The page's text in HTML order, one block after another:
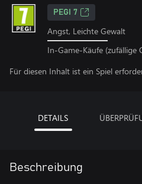
PEGI 7
Angst, Leichte Gewalt
In-Game-Käufe (zufällige
Für diesen Inhalt ist ein Spiel
DETAILS
Beschreibung